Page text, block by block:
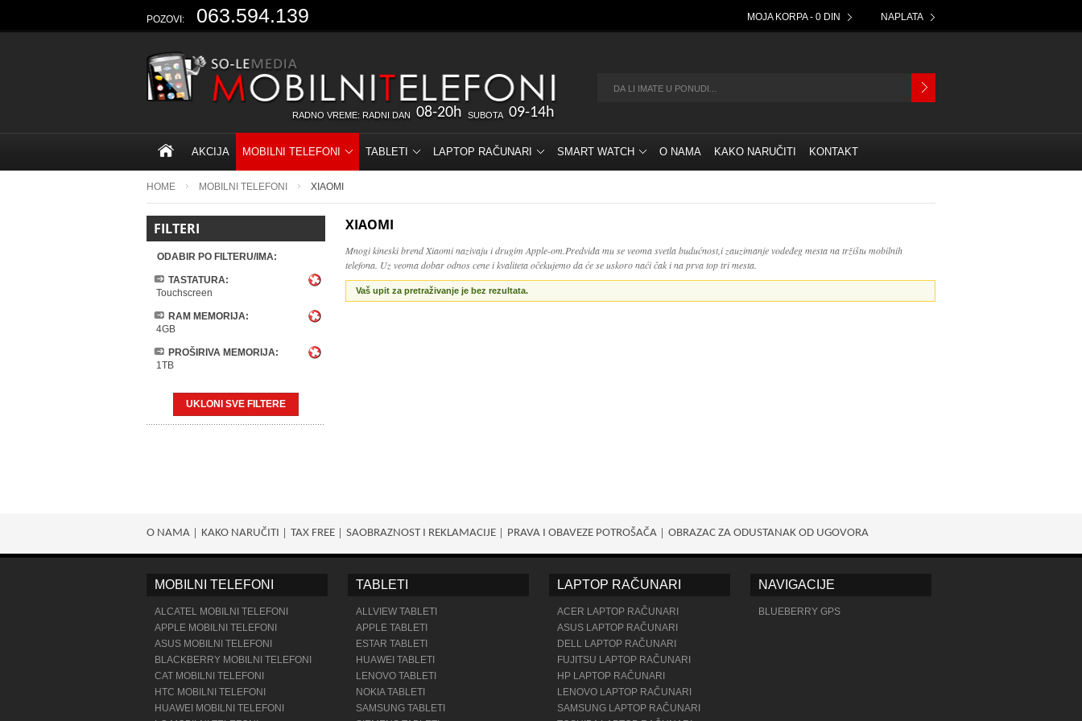
POZOVI: 063.594.139 MOJA KORPA - 0 DIN NAPLATA
RADNO VREME: RADNI DAN 08-20h SUBOTA 09-14h
AKCIJA MOBILNI TELEFONI TABLETI LAPTOP RAČUNARI SMART WATCH O NAMA KAKO NARUČITI KONTAKT
HOME MOBILNI TELEFONI XIAOMI
FILTERI
ODABIR PO FILTERU/IMA:
TASTATURA:
Touchscreen
RAM MEMORIJA:
4GB
PROŠIRIVA MEMORIJA:
1TB
UKLONI SVE FILTERE
XIAOMI
Mnogi kineski brend Xiaomi nazivaju i drugim Apple-om.Predviđa mu se veoma svetla budućnost,i zauzimanje vodeđeg mesta na tržištu mobilnih
telefona. Uz veoma dobar odnos cene i kvaliteta očekujemo da će se uskoro naći čak i na prva top tri mesta.
Vaš upit za pretraživanje je bez rezultata.
O NAMA KAKO NARUČITI TAX FREE SAOBRAZNOST I REKLAMACIJE PRAVA I OBAVEZE POTROŠАČA OBRAZAC ZA ODUSTANAK OD UGOVORA
MOBILNI TELEFONI
ALCATEL MOBILNI TELEFONI
APPLE MOBILNI TELEFONI
ASUS MOBILNI TELEFONI
BLACKBERRY MOBILNI TELEFONI
CAT MOBILNI TELEFONI
HTC MOBILNI TELEFONI
HUAWEI MOBILNI TELEFONI
TABLETI
ALLVIEW TABLETI
APPLE TABLETI
ESTAR TABLETI
HUAWEI TABLETI
LENOVO TABLETI
NOKIA TABLETI
SAMSUNG TABLETI
LAPTOP RAČUNARI
ACER LAPTOP RAČUNARI
ASUS LAPTOP RAČUNARI
DELL LAPTOP RAČUNARI
FUJITSU LAPTOP RAČUNARI
HP LAPTOP RAČUNARI
LENOVO LAPTOP RAČUNARI
SAMSUNG LAPTOP RAČUNARI
NAVIGACIJE
BLUEBERRY GPS